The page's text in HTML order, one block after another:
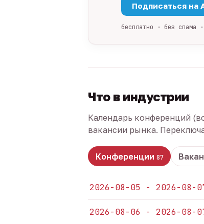
Подписаться на
бесплатно · без спама
Что в индустрии
Календарь конференций
вакансии рынка.
Конференции 87
2026-08-05 - 2026-08-
2026-08-06 - 2026-08-